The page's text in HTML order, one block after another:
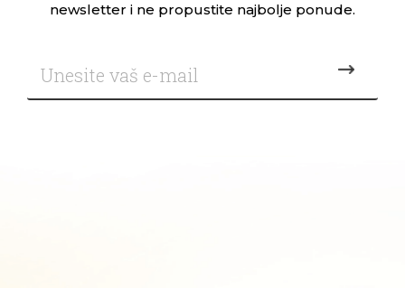
newsletter i ne propustite najbolje ponude.